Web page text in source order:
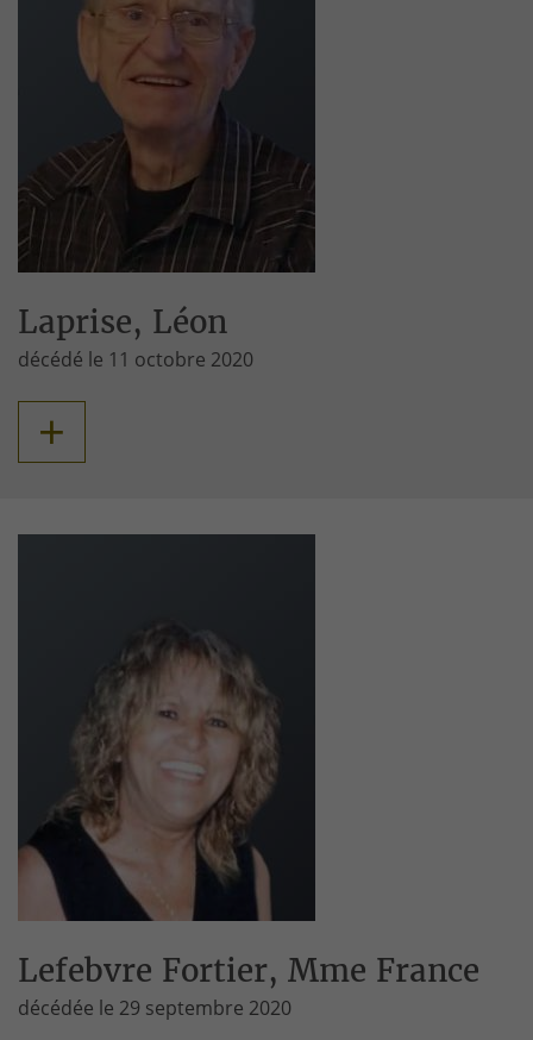
Laprise, Léon
décédé le 11 octobre 2020
+
Lefebvre Fortier, Mme France
décédée le 29 septembre 2020